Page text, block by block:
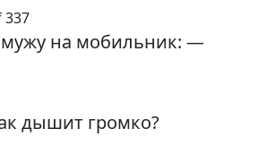
337
на мобильник: —
дышит громко?